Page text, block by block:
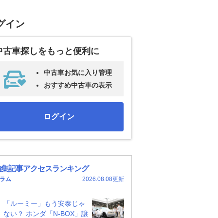
イン
古車探しをもっと便利に
中古車お気に入り管理
おすすめ中古車の表示
ログイン
記事アクセスランキング
ム 2026.08.08更新
「ルーミー」もう安泰じゃ
ない？ ホンダ「N-BOX」譲